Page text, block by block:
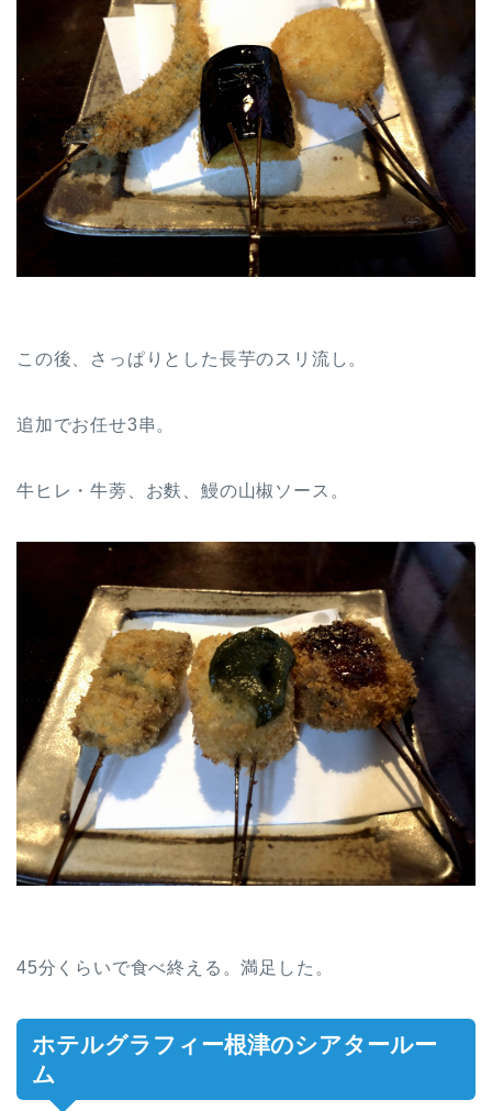
この後、さっぱりとした長芋のスリ流し。
追加でお任せ3串。
牛ヒレ・牛蒡、お麩、鰻の山椒ソース。
45分くらいで食べ終える。満足した。
ホテルグラフィー根津のシアタールー
ム